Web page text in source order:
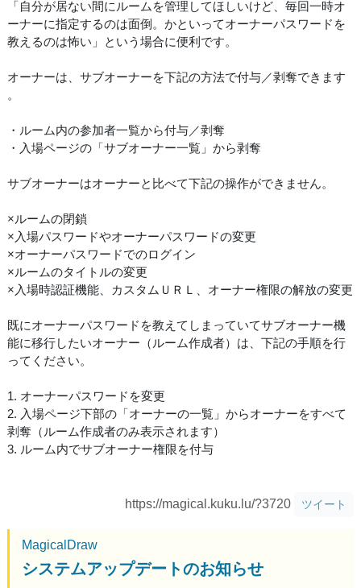
「自分が居ない間にルームを管理してほしいけど、毎回一時オ
ーナーに指定するのは面倒。かといってオーナーパスワードを
教えるのは怖い」という場合に便利です。
オーナーは、サブオーナーを下記の方法で付与／剥奪できます
。
・ルーム内の参加者一覧から付与／剥奪
・入場ページの「サブオーナー一覧」から剥奪
サブオーナーはオーナーと比べて下記の操作ができません。
×ルームの閉鎖
×入場パスワードやオーナーパスワードの変更
×オーナーパスワードでのログイン
×ルームのタイトルの変更
×入場時認証機能、カスタムＵＲＬ、オーナー権限の解放の変更
既にオーナーパスワードを教えてしまっていてサブオーナー機
能に移行したいオーナー（ルーム作成者）は、下記の手順を行
ってください。
1. オーナーパスワードを変更
2. 入場ページ下部の「オーナーの一覧」からオーナーをすべて
剥奪（ルーム作成者のみ表示されます）
3. ルーム内でサブオーナー権限を付与
https://magical.kuku.lu/?3720 ツイート
MagicalDraw
システムアップデートのお知らせ